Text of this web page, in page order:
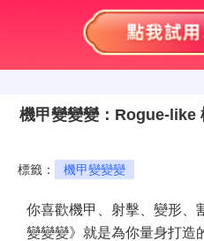
機甲變變變：Rogue-like
標籤： 機甲變變變
你喜歡機甲、射擊、變形、
變變變》就是為你量身打造